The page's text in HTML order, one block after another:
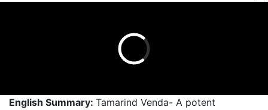
English Summary: Tamarind Venda- A potent